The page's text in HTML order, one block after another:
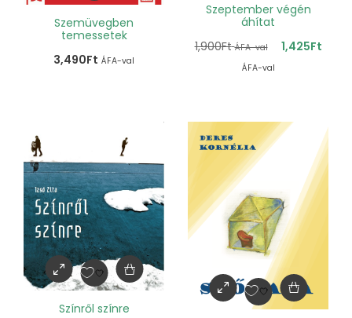
Szemüvegben
temessetek
3,490Ft ÁFA-val
Szeptember végén
áhítat
1,900Ft ÁFA-val 1,425Ft
ÁFA-val
Színről színre